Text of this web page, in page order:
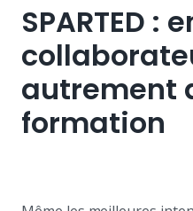
SPARTED :
autrement
formation